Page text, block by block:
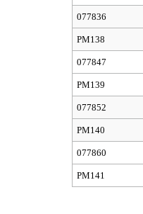
077836
PM138
077847
PM139
077852
PM140
077860
PM141